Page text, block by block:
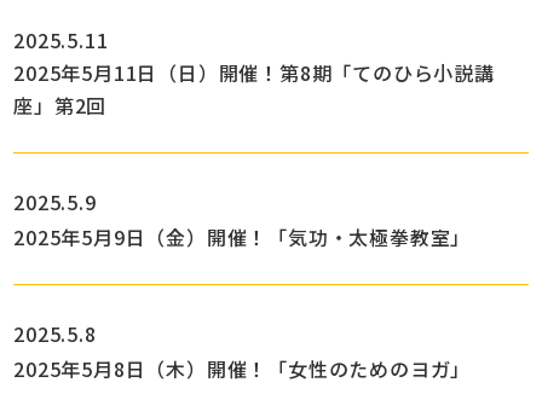
2025.5.11
2025年5月11日（日）開催！第8期「てのひら小説講
座」第2回
2025.5.9
2025年5月9日（金）開催！「気功・太極拳教室」
2025.5.8
2025年5月8日（木）開催！「女性のためのヨガ」